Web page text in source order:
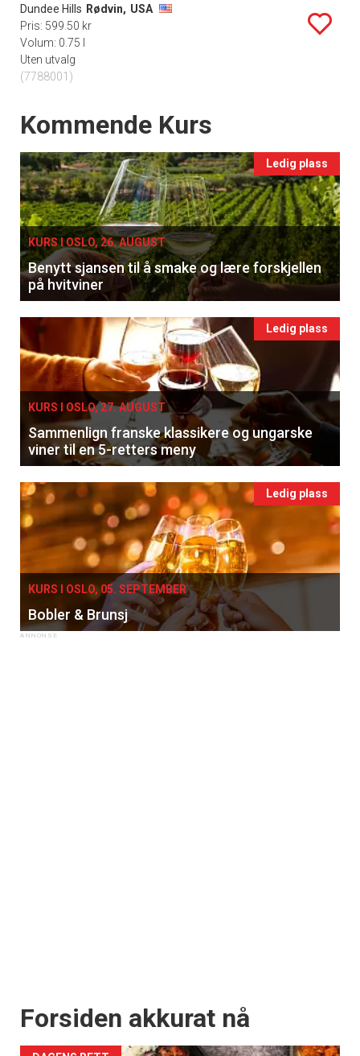
Dundee Hills Rødvin, USA
Pris: 599.50 kr
Volum: 0.75 l
Uten utvalg
(7788001)
Events
Kommende Kurs
Ledig plass
KURS I OSLO, 26. AUGUST
Benytt sjansen til å smake og lære forskjellen
på hvitviner
Ledig plass
KURS I OSLO, 27. AUGUST
Sammenlign franske klassikere og ungarske
viner til en 5-retters meny
Ledig plass
KURS I OSLO, 05. SEPTEMBER
Bobler & Brunsj
Forsiden akkurat nå